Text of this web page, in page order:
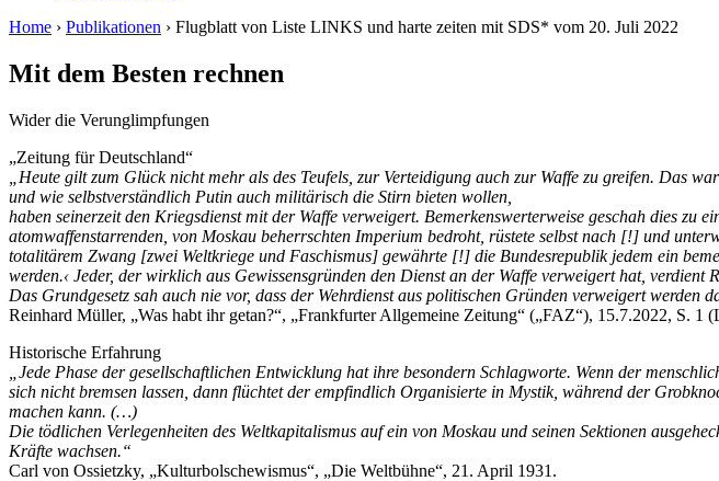
Home › Publikationen › Flugblatt von Liste LINKS und harte zeiten mit SDS* vom 20. Juli 2022
Mit dem Besten rechnen
Wider die Verunglimpfungen
„Zeitung für Deutschland“
„Heute gilt zum Glück nicht mehr als des Teufels, zur Verteidigung auch zur Waffe zu greifen. Das
und wie selbstverständlich Putin auch militärisch die Stirn bieten wollen,
haben seinerzeit den Kriegsdienst mit der Waffe verweigert. Bemerkenswerterweise geschah dies
atomwaffenstarrenden, von Moskau beherrschten Imperium bedroht, rüstete selbst nach [!] und
totalitärem Zwang [zwei Weltkriege und Faschismus] gewährte [!] die Bundesrepublik jedem ein
werden.‹ Jeder, der wirklich aus Gewissensgründen den Dienst an der Waffe verweigert hat, verdient
Das Grundgesetz sah auch nie vor, dass der Wehrdienst aus politischen Gründen verweigert werden
Reinhard Müller, „Was habt ihr getan?“, „Frankfurter Allgemeine Zeitung“ („FAZ“), 15.7.2022, S. 1
Historische Erfahrung
„Jede Phase der gesellschaftlichen Entwicklung hat ihre besondern Schlagworte. Wenn der
sich nicht bremsen lassen, dann flüchtet der empfindlich Organisierte in Mystik, während der
machen kann. (…)
Die tödlichen Verlegenheiten des Weltkapitalismus auf ein von Moskau und seinen Sektionen
Kräfte wachsen.“
Carl von Ossietzky, „Kulturbolschewismus“, „Die Weltbühne“, 21. April 1931.